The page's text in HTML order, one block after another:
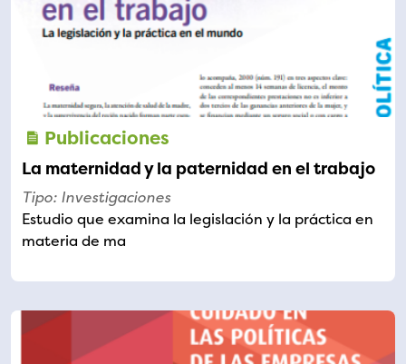
Publicaciones
La maternidad y la paternidad en el trabajo
Tipo: Investigaciones
Estudio que examina la legislación y la práctica en
materia de ma